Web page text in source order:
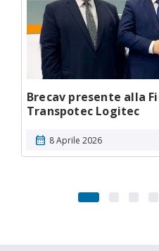
Brecav presente alla
Transpotec Logitec
calendar_month 8 Aprile 2026